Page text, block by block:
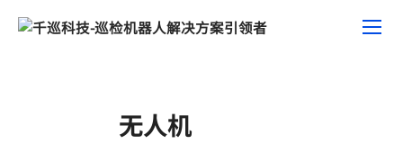
无人机